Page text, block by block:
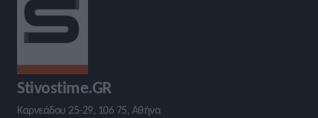
Stivostime.GR
Καρνεάδου 25-29, 106 75, Αθήνα